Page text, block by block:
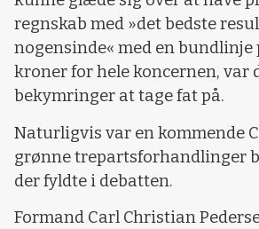
regnskab med »det bedste
nogensinde« med en
kroner for hele koncernen, var
bekymringer at tage fat på.
Naturligvis var en kommende
grønne trepartsforhandlinger
der fyldte i debatten.
Formand Carl Christian